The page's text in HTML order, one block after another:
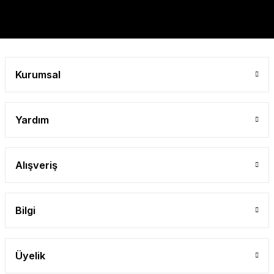
Kurumsal
Yardım
Alışveriş
Bilgi
Üyelik